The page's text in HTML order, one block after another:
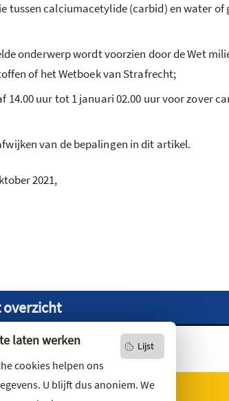
Lijst
laten werken
cookies helpen ons
U blijft dus anoniem. We
tussen calciumacetylide (carbid) en water
onderwerp wordt voorzien door de Wet
of het Wetboek van Strafrecht;
14.00 uur tot 1 januari 02.00 uur voor zover
van de bepalingen in dit artikel.
2021,
overzicht